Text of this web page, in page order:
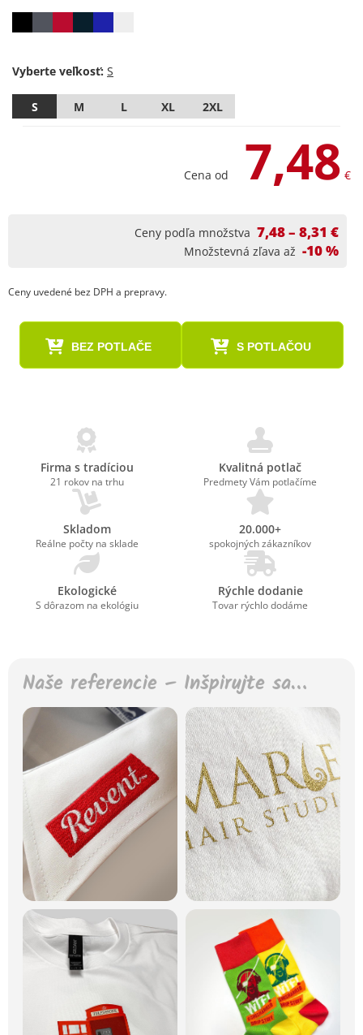
Vyberte veľkosť:
S M L XL 2XL
Cena od 7,48 €
Ceny podľa množstva 7,48 – 8,31 €
Množstevná zľava až -10 %
Ceny uvedené bez DPH a prepravy.
BEZ POTLAČE S POTLAČOU
Firma s tradíciou
21 rokov na trhu
Kvalitná potlač
Predmety Vám potlačíme
Skladom
Reálne počty na sklade
20.000+
spokojných zákazníkov
Ekologické
S dôrazom na ekológiu
Rýchle dodanie
Tovar rýchlo dodáme
Naše referencie – Inšpirujte sa…